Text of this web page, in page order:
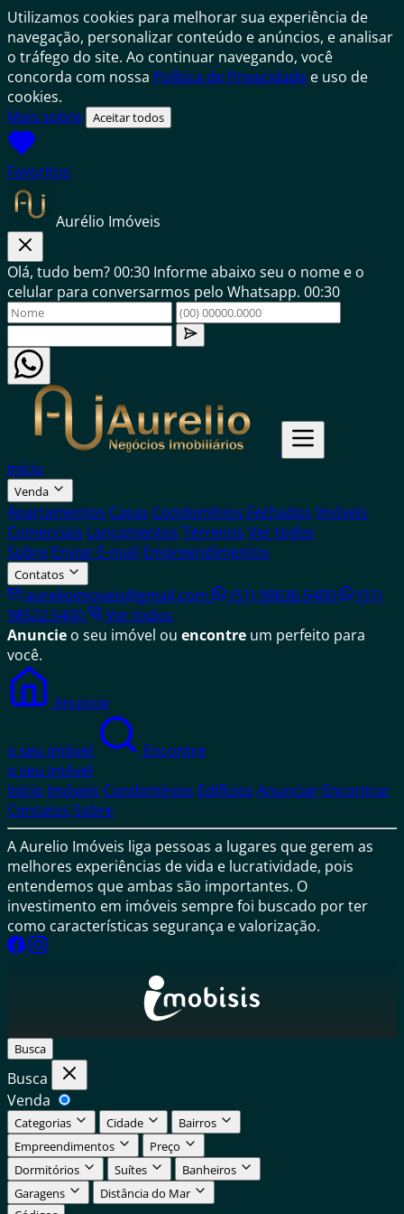
Utilizamos cookies para melhorar sua experiência de
navegação, personalizar conteúdo e anúncios, e analisar
o tráfego do site. Ao continuar navegando, você
concorda com nossa Política de Privacidade e uso de
cookies.
Mais sobre
Aceitar todos
Favoritos
Aurélio Imóveis
Olá, tudo bem?00:30 Informe abaixo seu o nome e o
celular para conversarmos pelo Whatsapp. 00:30
Início
Venda
Apartamentos Casas Condomínios Fechados Imóveis
Comerciais Lançamentos Terrenos Ver todos
Sobre Enviar E-mail Empreendimentos
Contatos
aurelioimoveis@gmail.com (51) 98636.5400
(51)
98522.5400
Ver todos
Anuncie o seu imóvel ou encontre um perfeito para
você.
Anuncie
o seu imóvel
Encontre
o seu imóvel
Início Imóveis Condomínios Edifícios Anunciar Encontrar
Contatos Sobre
A Aurelio Imóveis liga pessoas a lugares que gerem as
melhores experiências de vida e lucratividade, pois
entendemos que ambas são importantes. O
investimento em imóveis sempre foi buscado por ter
como características segurança e valorização.
Busca
Busca
Venda
Categorias Cidade
Bairros
Empreendimentos
Preço
Dormitórios
Suítes
Banheiros
Garagens
Distância do Mar